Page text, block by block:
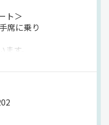
ト＞
席に乗り
す。